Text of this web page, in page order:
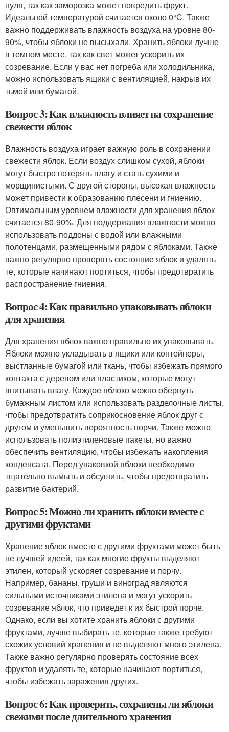
нуля, так как заморозка может повредить фрукт.
Идеальной температурой считается около 0°C. Также
важно поддерживать влажность воздуха на уровне 80-
90%, чтобы яблоки не высыхали. Хранить яблоки лучше
в темном месте, так как свет может ускорить их
созревание. Если у вас нет погреба или холодильника,
можно использовать ящики с вентиляцией, накрыв их
тьмой или бумагой.
Вопрос 3: Как влажность влияет на сохранение
свежести яблок
Влажность воздуха играет важную роль в сохранении
свежести яблок. Если воздух слишком сухой, яблоки
могут быстро потерять влагу и стать сухими и
морщинистыми. С другой стороны, высокая влажность
может привести к образованию плесени и гниению.
Оптимальным уровнем влажности для хранения яблок
считается 80-90%. Для поддержания влажности можно
использовать поддоны с водой или влажными
полотенцами, размещенными рядом с яблоками. Также
важно регулярно проверять состояние яблок и удалять
те, которые начинают портиться, чтобы предотвратить
распространение гниения.
Вопрос 4: Как правильно упаковывать яблоки
для хранения
Для хранения яблок важно правильно их упаковывать.
Яблоки можно укладывать в ящики или контейнеры,
выстланные бумагой или ткань, чтобы избежать прямого
контакта с деревом или пластиком, которые могут
впитывать влагу. Каждое яблоко можно обернуть
бумажным листом или использовать разделочные листы,
чтобы предотвратить соприкосновение яблок друг с
другом и уменьшить вероятность порчи. Также можно
использовать полиэтиленовые пакеты, но важно
обеспечить вентиляцию, чтобы избежать накопления
конденсата. Перед упаковкой яблоки необходимо
тщательно вымыть и обсушить, чтобы предотвратить
развитие бактерий.
Вопрос 5: Можно ли хранить яблоки вместе с
другими фруктами
Хранение яблок вместе с другими фруктами может быть
не лучшей идеей, так как многие фрукты выделяют
этилен, который ускоряет созревание и порчу.
Например, бананы, груши и виноград являются
сильными источниками этилена и могут ускорить
созревание яблок, что приведет к их быстрой порче.
Однако, если вы хотите хранить яблоки с другими
фруктами, лучше выбирать те, которые также требуют
схожих условий хранения и не выделяют много этилена.
Также важно регулярно проверять состояние всех
фруктов и удалять те, которые начинают портиться,
чтобы избежать заражения других.
Вопрос 6: Как проверить, сохранены ли яблоки
свежими после длительного хранения